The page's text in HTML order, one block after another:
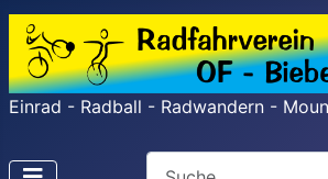
Einrad - Radball - Radwandern -
Search